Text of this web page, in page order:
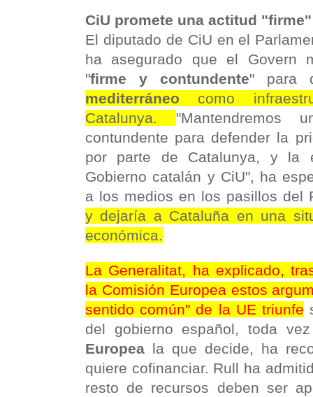
CiU promete una actitud
El diputado de CiU en el
ha asegurado que el Govern
"firme y contundente" para
mediterráneo como
Catalunya.
contundente para defender la
por parte de Catalunya, y la
Gobierno catalán y CiU", ha
a los medios en los pasillos del
y dejaría a Cataluña en una
económica.
La Generalitat, ha explicado,
la Comisión Europea estos
sentido común" de la UE triunfe
del gobierno español, toda
Europea la que decide, ha
quiere cofinanciar. Rull ha
resto de recursos deben ser